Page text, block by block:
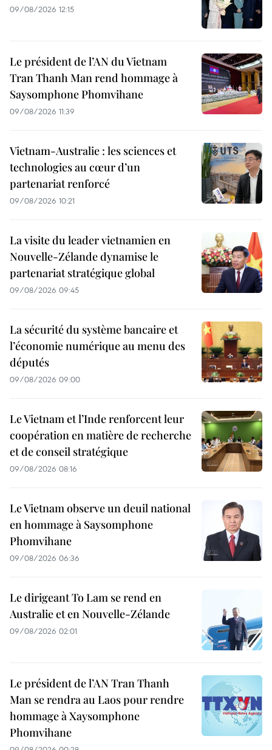
09/08/2026 12:15
Le président de l’AN du Vietnam
Tran Thanh Man rend hommage à
Saysomphone Phomvihane
09/08/2026 11:39
Vietnam-Australie : les sciences et
technologies au cœur d’un
partenariat renforcé
09/08/2026 10:21
La visite du leader vietnamien en
Nouvelle-Zélande dynamise le
partenariat stratégique global
09/08/2026 09:45
La sécurité du système bancaire et
l’économie numérique au menu des
députés
09/08/2026 09:00
Le Vietnam et l’Inde renforcent leur
coopération en matière de recherche
et de conseil stratégique
09/08/2026 08:16
Le Vietnam observe un deuil national
en hommage à Saysomphone
Phomvihane
09/08/2026 06:36
Le dirigeant To Lam se rend en
Australie et en Nouvelle-Zélande
09/08/2026 02:01
Le président de l’AN Tran Thanh
Man se rendra au Laos pour rendre
hommage à Xaysomphone
Phomvihane